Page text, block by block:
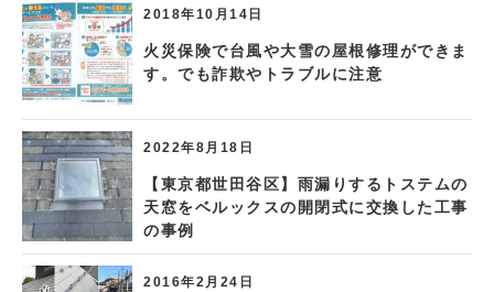
2018年10月14日
火災保険で台風や大雪の屋根修理ができま
す。でも詐欺やトラブルに注意
2022年8月18日
【東京都世田谷区】雨漏りするトステムの
天窓をベルックスの開閉式に交換した工事
の事例
2016年2月24日